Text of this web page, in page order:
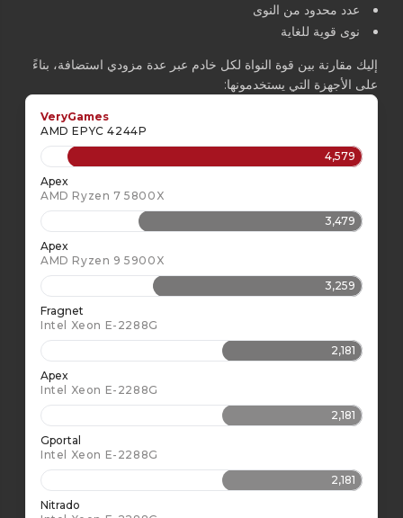
عدد محدود من النوى
نوى قوية للغاية
إليك مقارنة بين قوة النواة لكل خادم عبر عدة مزودي استضافة، بناءً
على الأجهزة التي يستخدمونها:
VeryGames
AMD EPYC 4244P
4,579
Apex
AMD Ryzen 7 5800X
3,479
Apex
AMD Ryzen 9 5900X
3,259
Fragnet
Intel Xeon E-2288G
2,181
Apex
Intel Xeon E-2288G
2,181
Gportal
Intel Xeon E-2288G
2,181
Nitrado